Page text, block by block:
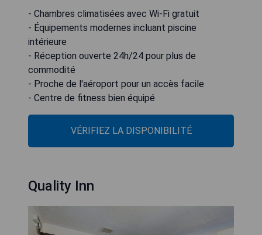
- Chambres climatisées avec Wi-Fi gratuit
- Équipements modernes incluant piscine
intérieure
- Réception ouverte 24h/24 pour plus de
commodité
- Proche de l'aéroport pour un accès facile
- Centre de fitness bien équipé
VÉRIFIEZ LA DISPONIBILITÉ
Quality Inn